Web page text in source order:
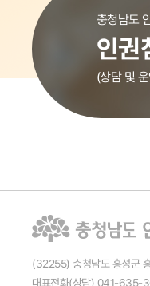
충청남도
인권
(상담 및
(32255) 충청남도 홍성군
대표전화(상담) 041-